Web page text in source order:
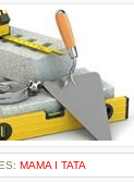
MAMA I TATA